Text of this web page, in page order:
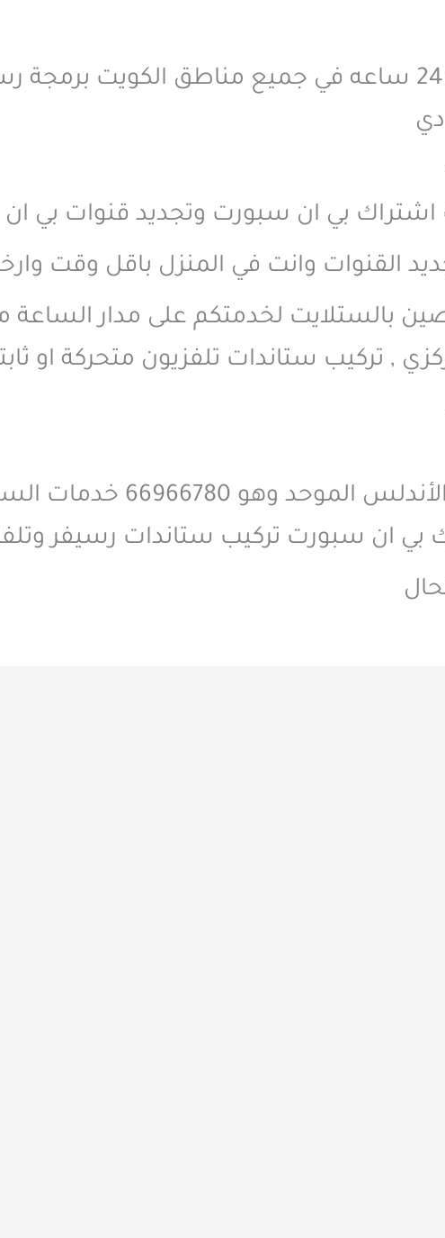
خدماتنا على مدار اليوم خدمة 24 ساعه في جميع مناطق
اشتراك بي ان سبورت وتجديد قنوات بي
القنوات وانت في المنزل باقل وقت
بالستلايت لخدمتكم على مدار
, تركيب ستاندات تلفزيون متحركة او
اتصل على رقم فني ستلايت
بي ان سبورت تركيب ستاندات رسيفر